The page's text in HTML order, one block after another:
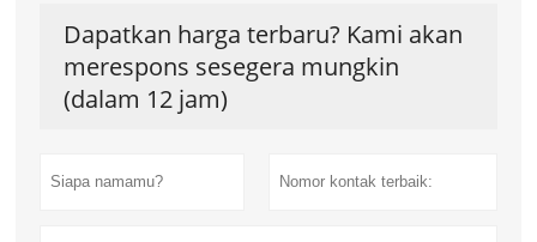
Dapatkan harga terbaru? Kami akan
merespons sesegera mungkin
(dalam 12 jam)